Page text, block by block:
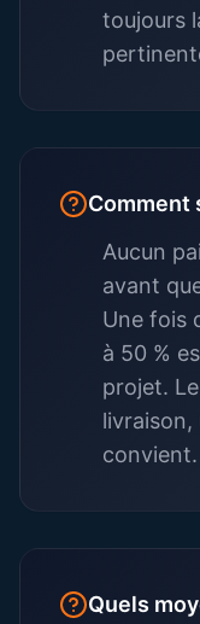
toujours
Comment
Aucun
avant
Une fois
à 50 %
projet.
convient.
Quels